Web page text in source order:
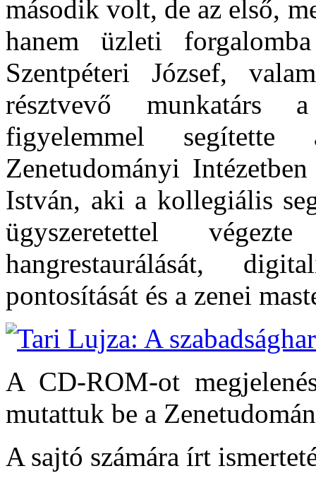
második volt, de az első,
hanem üzleti
Szentpéteri József,
résztvevő munkatárs
figyelemmel
Zenetudományi
István, aki a kollegiális
ügyszeretettel
hangrestaurálását,
pontosítását és a zenei
A CD-ROM-ot
mutattuk be a
A sajtó számára írt